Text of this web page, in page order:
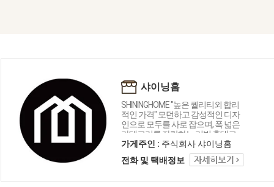
샤이닝홈
SHININGHOME "높은 퀄리티외 합리
적인 가격" 모던하고 감성적인 디자
인으로 모두를 사로 잡으며, 폭 넓은
카테고리를 자랑하는 리빙 홈데코
인테리어 샤이닝홈입니다.
가게주인 : 주식회사 샤이닝홈
전화 및 택배정보